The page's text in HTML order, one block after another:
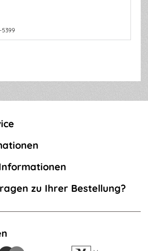
5399
zu Ihrer Bestellung?